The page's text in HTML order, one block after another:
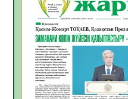
Инфекциялық
жұмыстарының
06.08.2026
Көкжөтел ауруы
06.08.2026
АПВ вакцинасы